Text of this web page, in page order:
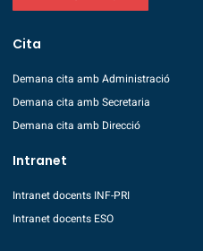
Cita
Demana cita amb Administració
Demana cita amb Secretaria
Demana cita amb Direcció
Intranet
Intranet docents INF-PRI
Intranet docents ESO